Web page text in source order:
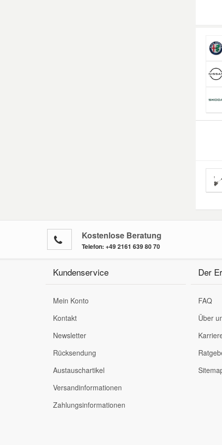
Kostenlose Beratung
Telefon: +49 2161 639 80 70
Kundenservice
Mein Konto
Kontakt
Newsletter
Rücksendung
Austauschartikel
Versandinformationen
Zahlungsinformationen
Der
FAQ
Über